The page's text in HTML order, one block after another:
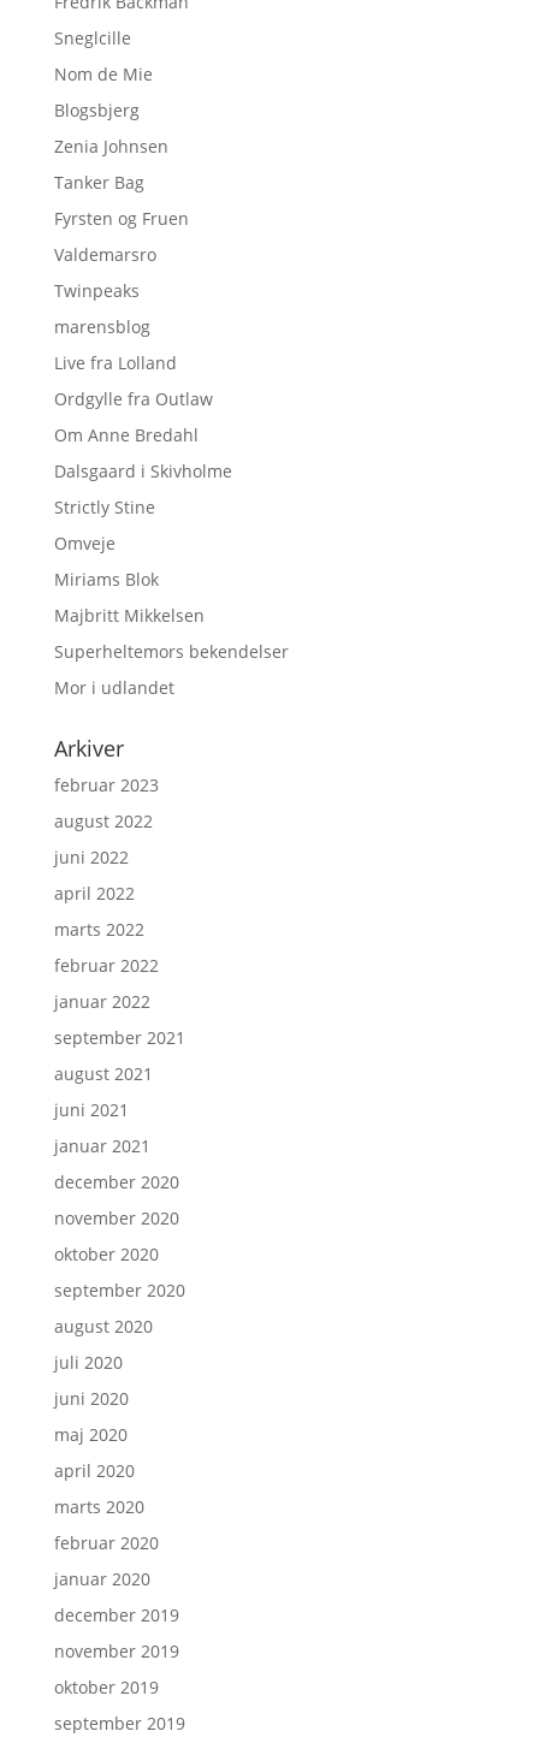
Sneglcille
Nom de Mie
Blogsbjerg
Zenia Johnsen
Tanker Bag
Fyrsten og Fruen
Valdemarsro
Twinpeaks
marensblog
Live fra Lolland
Ordgylle fra Outlaw
Om Anne Bredahl
Dalsgaard i Skivholme
Strictly Stine
Omveje
Miriams Blok
Majbritt Mikkelsen
Superheltemors bekendelser
Mor i udlandet
Arkiver
februar 2023
august 2022
juni 2022
april 2022
marts 2022
februar 2022
januar 2022
september 2021
august 2021
juni 2021
januar 2021
december 2020
november 2020
oktober 2020
september 2020
august 2020
juli 2020
juni 2020
maj 2020
april 2020
marts 2020
februar 2020
januar 2020
december 2019
november 2019
oktober 2019
september 2019